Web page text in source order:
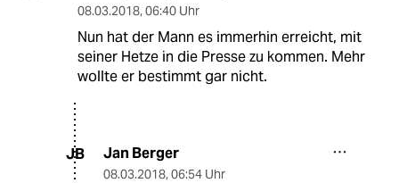
08.03.2018, 06:40 Uhr
Nun hat der Mann es immerhin erreicht, mit
seiner Hetze in die Presse zu kommen. Mehr
wollte er bestimmt gar nicht.
JB Jan Berger
08.03.2018, 06:54 Uhr